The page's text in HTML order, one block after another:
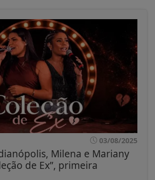
03/08/2025
Milena e Mariany
de Ex”, primeira